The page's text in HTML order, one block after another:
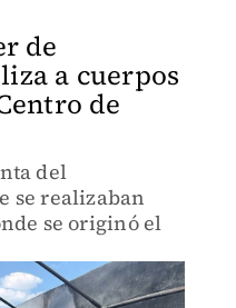
de
a cuerpos
de
del
se realizaban
se originó el